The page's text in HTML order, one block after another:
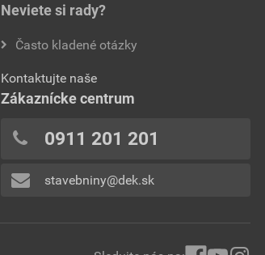
Neviete si rady?
Často kladené otázky
Kontaktujte naše
Zákaznícke centrum
0911 201 201
stavebniny@dek.sk